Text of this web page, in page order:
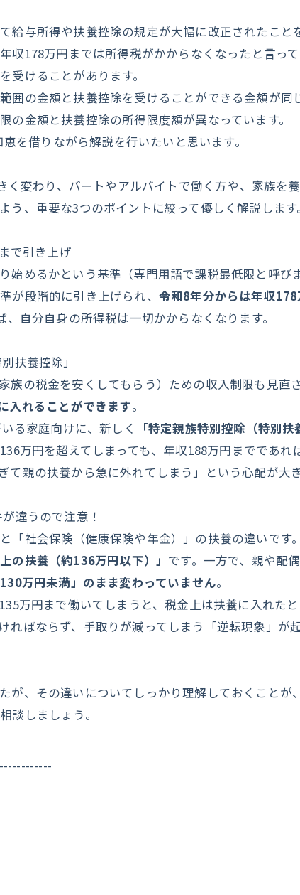
与所得や扶養控除の規定が大幅に改正されたこと
収178万円までは所得税がかからなくなったと言っ
受けることがあります。
の金額と扶養控除を受けることができる金額が同
金額と扶養控除の所得限度額が異なっています。
を借りながら解説を行いたいと思います。
変わり、パートやアルバイトで働く方や、家族を
、重要な3つのポイントに絞って優しく解説します。
で引き上げ
始めるかという基準（専門用語で課税最低限と呼
が段階的に引き上げられ、 令和8年分からは年収
自分自身の所得税は一切かからなくなります。
扶養控除」
族の税金を安くしてもらう）ための収入制限も見直
入れることができます。
る家庭向けに、新しく
「特定親族特別控除（特別
万円を超えてしまっても、年収188万円までであ
て親の扶養から急に外れてしまう」という心配が大
違うので注意！
社会保険（健康保険や年金）」の扶養の違いです。
上の扶養（約136万円以下）」 です。一方で、親や配
万円未満」のまま変わっていません。
万円まで働いてしまうと、税金上は扶養に入れた
ればならず、手取りが減ってしまう「逆転現象」が
が、その違いについてしっかり理解しておくことが
談しましょう。